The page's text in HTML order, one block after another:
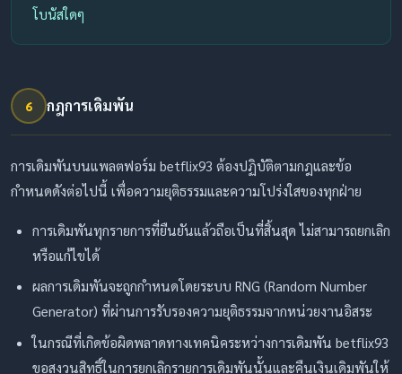
โบนัสใดๆ
6 กฎการเดิมพัน
การเดิมพันบนแพลตฟอร์ม betflix93 ต้องปฏิบัติตามกฎและข้อ
กำหนดดังต่อไปนี้ เพื่อความยุติธรรมและความโปร่งใสของทุกฝ่าย
การเดิมพันทุกรายการที่ยืนยันแล้วถือเป็นที่สิ้นสุด ไม่สามารถยกเลิก
หรือแก้ไขได้
ผลการเดิมพันจะถูกกำหนดโดยระบบ RNG (Random Number
Generator) ที่ผ่านการรับรองความยุติธรรมจากหน่วยงานอิสระ
ในกรณีที่เกิดข้อผิดพลาดทางเทคนิคระหว่างการเดิมพัน betflix93
ขอสงวนสิทธิ์ในการยกเลิกรายการเดิมพันนั้นและคืนเงินเดิมพันให้